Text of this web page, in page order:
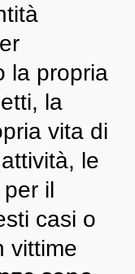
la propria
la
vita di
le
il
casi o
vittime